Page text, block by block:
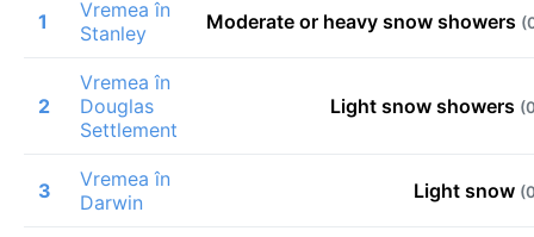
1
Vremea în
Stanley
Moderate or heavy snow showers
2
Vremea în
Douglas
Settlement
Light snow showers
3
Vremea în
Darwin
Light snow